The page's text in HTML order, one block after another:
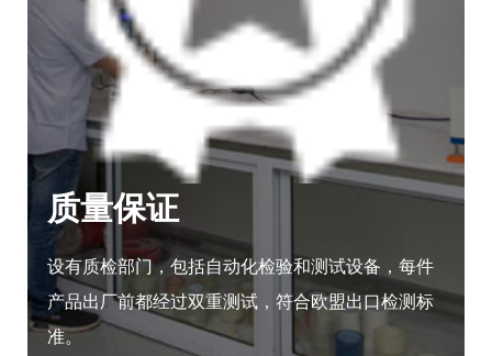
质量保证
设有质检部门，包括自动化检验和测试设备，每件
产品出厂前都经过双重测试，符合欧盟出口检测标
准。